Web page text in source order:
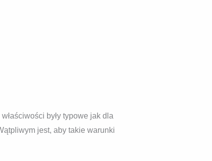
były typowe jak dla
jest, aby takie warunki